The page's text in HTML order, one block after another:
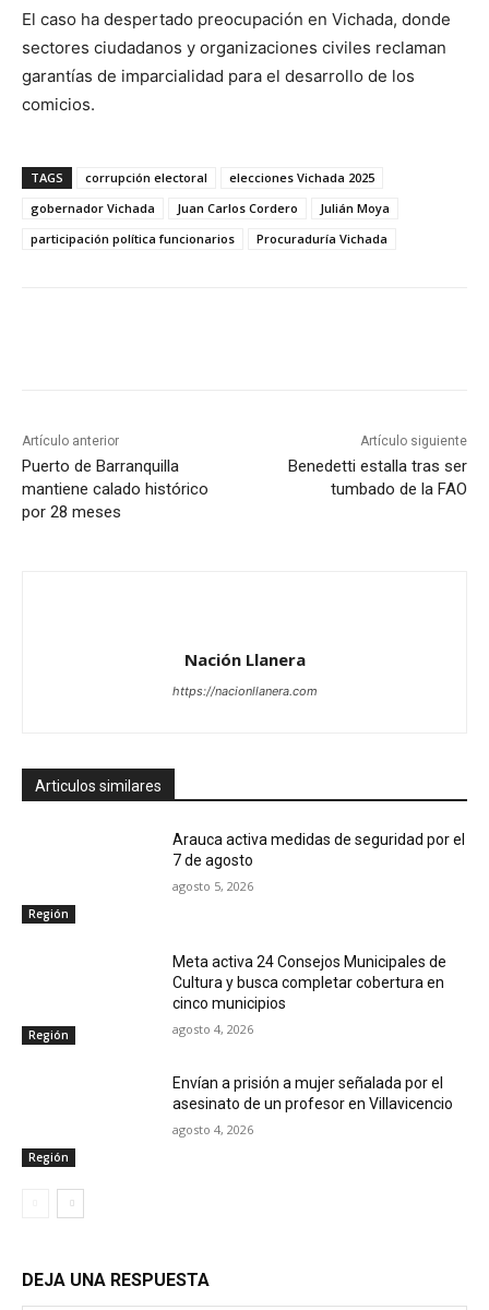
El caso ha despertado preocupación en Vichada, donde
sectores ciudadanos y organizaciones civiles reclaman
garantías de imparcialidad para el desarrollo de los
comicios.
TAGS corrupción electoral
elecciones Vichada 2025
gobernador Vichada
Juan Carlos Cordero
Julián Moya
participación política funcionarios
Procuraduría Vichada
Artículo anterior
Puerto de Barranquilla
mantiene calado histórico
por 28 meses
Artículo siguiente
Benedetti estalla tras ser
tumbado de la FAO
Nación Llanera
https://nacionllanera.com
Articulos similares
Región
Arauca activa medidas de seguridad por el
7 de agosto
agosto 5, 2026
Región
Meta activa 24 Consejos Municipales de
Cultura y busca completar cobertura en
cinco municipios
agosto 4, 2026
Región
Envían a prisión a mujer señalada por el
asesinato de un profesor en Villavicencio
agosto 4, 2026
DEJA UNA RESPUESTA